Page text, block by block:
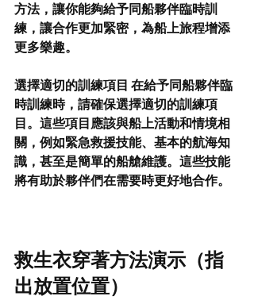
方法，讓你能夠給予同船夥伴臨時訓
練，讓合作更加緊密，為船上旅程增添
更多樂趣。
選擇適切的訓練項目 在給予同船夥伴臨
時訓練時，請確保選擇適切的訓練項
目。這些項目應該與船上活動和情境相
關，例如緊急救援技能、基本的航海知
識，甚至是簡單的船艙維護。這些技能
將有助於夥伴們在需要時更好地合作。
救生衣穿著方法演示（指
出放置位置）